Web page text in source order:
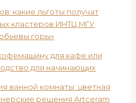
какие льготы получат
кластеров ИНТЦ МГУ
горы»
для кафе или
для начинающих
ванной комнаты: цветная
решения Artceram